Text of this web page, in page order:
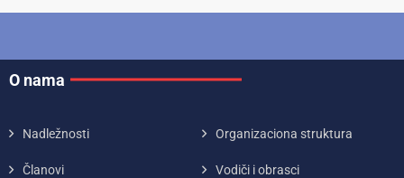
O nama
Nadležnosti Organizaciona struktura
Članovi Vodiči i obrasci